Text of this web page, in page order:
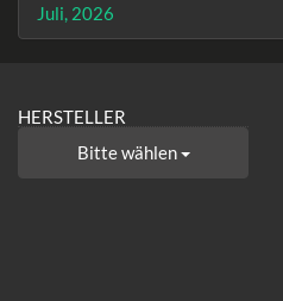
Juli, 2026
HERSTELLER
Bitte wählen